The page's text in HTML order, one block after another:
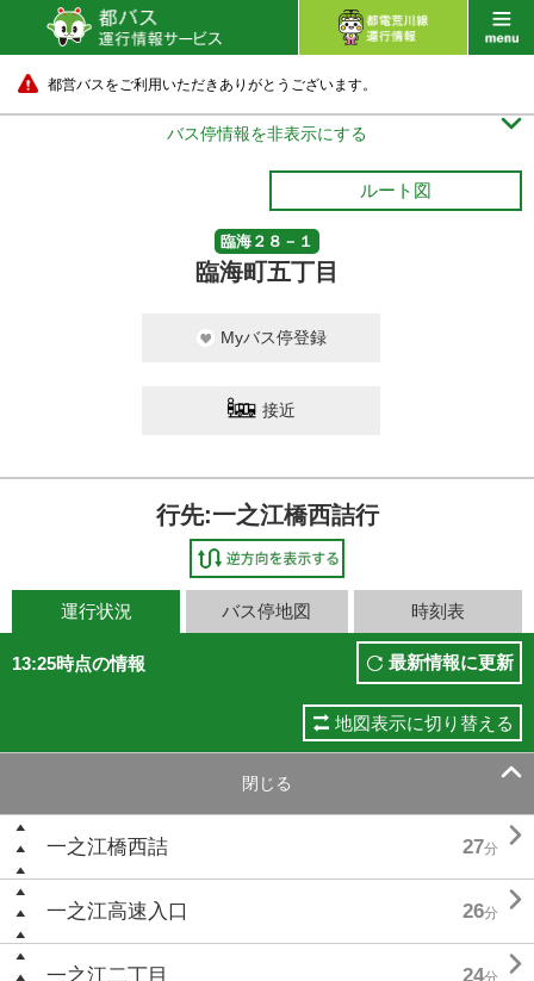
都営バスをご利用いただきありがとうございます。
バス停情報を非表示にする 
ルート図
臨海２８－１
臨海町五丁目
Myバス停登録
接近
行先:一之江橋西詰行
運行状況 バス停地図 時刻表
13:25時点の情報 最新情報に更新
地図表示に切り替える
閉じる 
一之江橋西詰 27分 
一之江高速入口 26分 
一之江二丁目 24分 